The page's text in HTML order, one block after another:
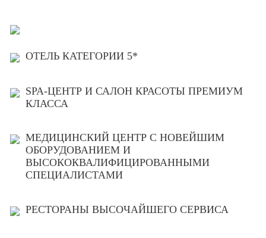
ОТЕЛЬ КАТЕГОРИИ 5*
SPA-ЦЕНТР И САЛОН КРАСОТЫ ПРЕМИУМ
КЛАССА
МЕДИЦИНСКИЙ ЦЕНТР С НОВЕЙШИМ
ОБОРУДОВАНИЕМ И
ВЫСОКОКВАЛИФИЦИРОВАННЫМИ
СПЕЦИАЛИСТАМИ
РЕСТОРАНЫ ВЫСОЧАЙШЕГО СЕРВИСА